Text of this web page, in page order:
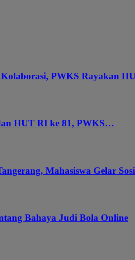
PWKS Rayakan
HUT RI ke 81, PWKS…
Mahasiswa Gelar
Bahaya Judi Bola Online